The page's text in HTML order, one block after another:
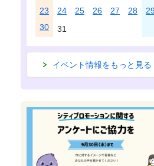
23
24 25 26 27 28
30
31
イベント情報をもっと見る